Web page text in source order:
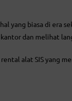
biasa di era
dan melihat
alat SIS yang